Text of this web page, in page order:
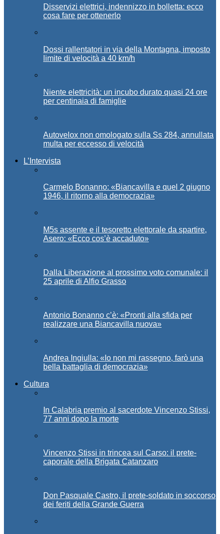
Disservizi elettrici, indennizzo in bolletta: ecco
cosa fare per ottenerlo
Dossi rallentatori in via della Montagna, imposto
limite di velocità a 40 km/h
Niente elettricità: un incubo durato quasi 24 ore
per centinaia di famiglie
Autovelox non omologato sulla Ss 284, annullata
multa per eccesso di velocità
L’Intervista
Carmelo Bonanno: «Biancavilla e quel 2 giugno
1946, il ritorno alla democrazia»
M5s assente e il tesoretto elettorale da spartire,
Asero: «Ecco cos’è accaduto»
Dalla Liberazione al prossimo voto comunale: il
25 aprile di Alfio Grasso
Antonio Bonanno c’è: «Pronti alla sfida per
realizzare una Biancavilla nuova»
Andrea Ingiulla: «Io non mi rassegno, farò una
bella battaglia di democrazia»
Cultura
In Calabria premio al sacerdote Vincenzo Stissi,
77 anni dopo la morte
Vincenzo Stissi in trincea sul Carso: il prete-
caporale della Brigata Catanzaro
Don Pasquale Castro, il prete-soldato in soccorso
dei feriti della Grande Guerra